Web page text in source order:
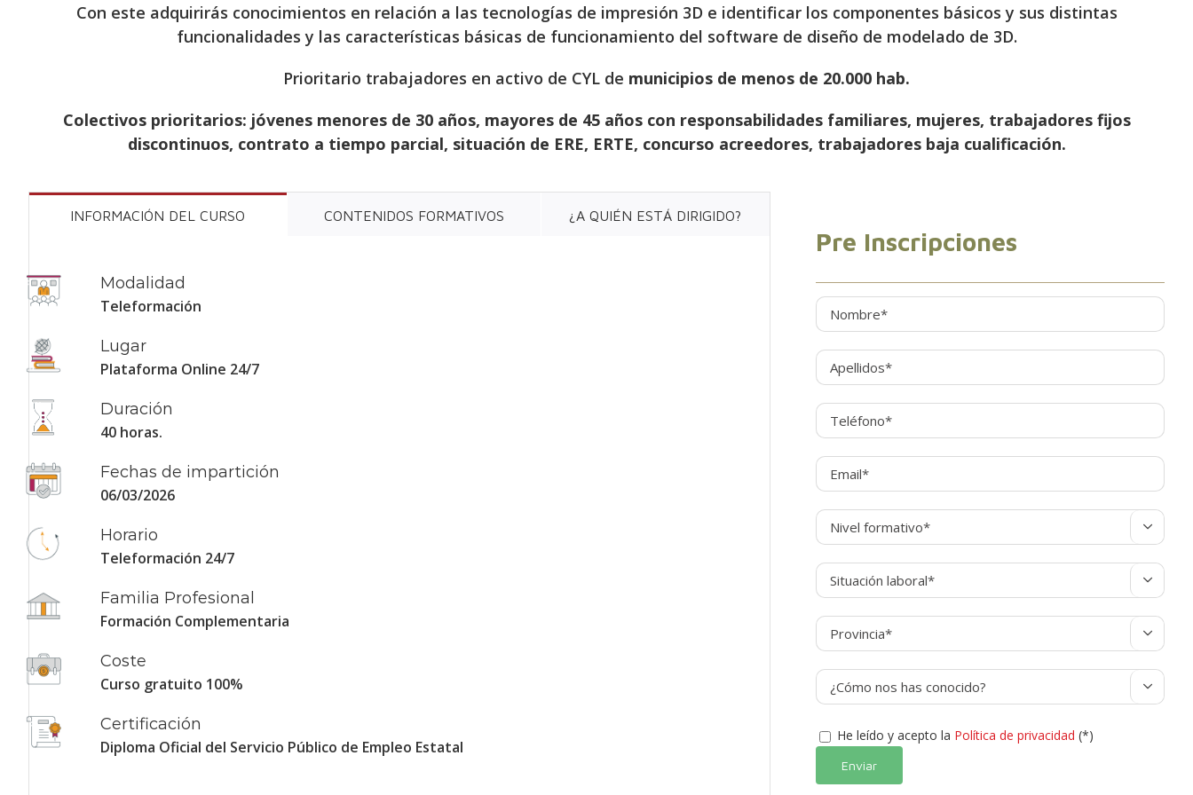
Con este adquirirás conocimientos en relación a las tecnologías de impresión 3D e identificar los componentes básicos y sus distintas
funcionalidades y las características básicas de funcionamiento del software de diseño de modelado de 3D.
Prioritario trabajadores en activo de CYL de municipios de menos de 20.000 hab.
Colectivos prioritarios: jóvenes menores de 30 años, mayores de 45 años con responsabilidades familiares, mujeres, trabajadores fijos
discontinuos, contrato a tiempo parcial, situación de ERE, ERTE, concurso acreedores, trabajadores baja cualificación.
INFORMACIÓN DEL CURSO CONTENIDOS FORMATIVOS ¿A QUIÉN ESTÁ DIRIGIDO?
Modalidad
Teleformación
Lugar
Plataforma Online 24/7
Duración
40 horas.
Fechas de impartición
06/03/2026
Horario
Teleformación 24/7
Familia Profesional
Formación Complementaria
Coste
Curso gratuito 100%
Certificación
Diploma Oficial del Servicio Público de Empleo Estatal
Pre Inscripciones




He leído y acepto la Política de privacidad (*)